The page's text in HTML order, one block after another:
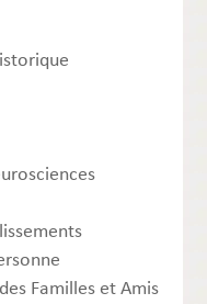
Familles et Amis